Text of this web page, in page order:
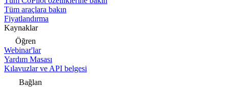
Tüm araçlara bakın
Fiyatlandırma
Kaynaklar
Öğren
Webinar'lar
Yardım Masası
Kılavuzlar ve API belgesi
Bağlan